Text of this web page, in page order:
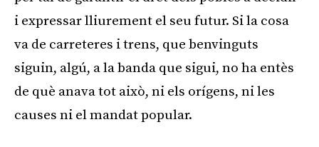
i expressar lliurement el seu futur. Si la cosa
va de carreteres i trens, que benvinguts
siguin, algú, a la banda que sigui, no ha entès
de què anava tot això, ni els orígens, ni les
causes ni el mandat popular.